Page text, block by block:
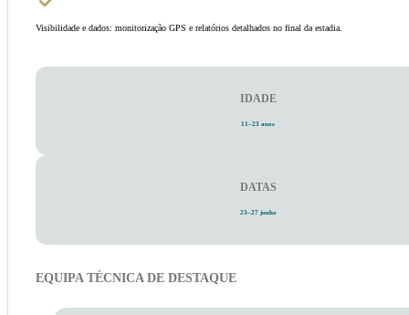
Visibilidade e dados: monitorização GPS e relatórios detalhados no final da estadia.
IDADE
11–23 anos
DATAS
23–27 junho
EQUIPA TÉCNICA DE DESTAQUE